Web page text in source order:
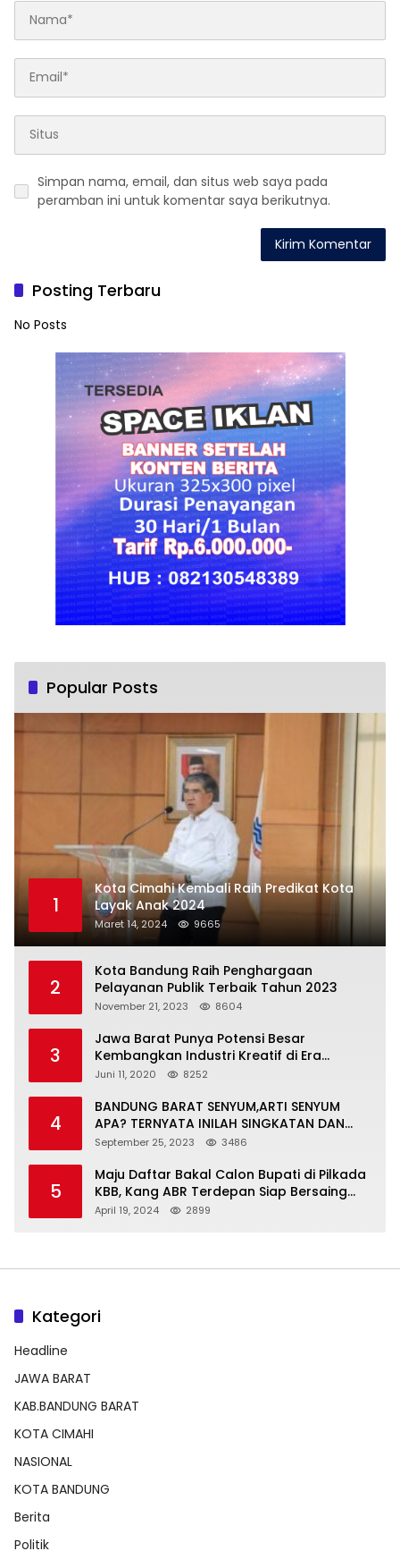
Simpan nama, email, dan situs web saya pada
peramban ini untuk komentar saya berikutnya.
Posting Terbaru
No Posts
Popular Posts
1
Kota Cimahi Kembali Raih Predikat Kota
Layak Anak 2024
Maret 14, 2024 9665
2
Kota Bandung Raih Penghargaan
Pelayanan Publik Terbaik Tahun 2023
November 21, 2023 8604
3
Jawa Barat Punya Potensi Besar
Kembangkan Industri Kreatif di Era
Normal Baru
Juni 11, 2020 8252
4
BANDUNG BARAT SENYUM,ARTI SENYUM
APA? TERNYATA INILAH SINGKATAN DAN
MAKNANYA
September 25, 2023 3486
5
Maju Daftar Bakal Calon Bupati di Pilkada
KBB, Kang ABR Terdepan Siap Bersaing
Dengan Balon Lainnya
April 19, 2024 2899
Kategori
Headline
JAWA BARAT
KAB.BANDUNG BARAT
KOTA CIMAHI
NASIONAL
KOTA BANDUNG
Berita
Politik